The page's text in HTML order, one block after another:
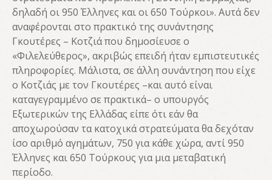
δηλαδή οι 950 Έλληνες και οι 650 Τούρκοι». Αυτά δεν
αναφέρονται στο πρακτικό της συνάντησης
Γκουτέρες – Κοτζιά που δημοσίευσε ο
«Φιλελεύθερος», ακριβώς επειδή ήταν εμπιστευτικές
πληροφορίες. Μάλιστα, σε άλλη συνάντηση που είχε
ο Κοτζιάς με τον Γκουτέρες –και αυτό είναι
καταγεγραμμένο σε πρακτικά– ο υπουργός
Εξωτερικών της Ελλάδας είπε ότι εάν θα
αποχωρούσαν τα κατοχικά στρατεύματα θα δεχόταν
ίσο αριθμό αγημάτων, 750 για κάθε χώρα, αντί 950
Έλληνες και 650 Τούρκους για μια μεταβατική
περίοδο.